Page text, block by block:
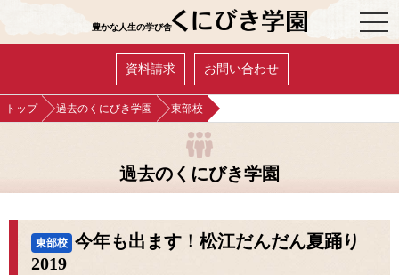
豊かな人生の学び舎
資料請求 お問い合わせ
トップ 過去のくにびき学園 東部校
過去のくにびき学園
東部校 今年も出ます！松江だんだん夏踊り
2019